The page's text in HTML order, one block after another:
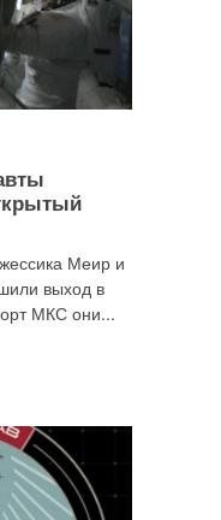
Меир и
выход в
МКС они...